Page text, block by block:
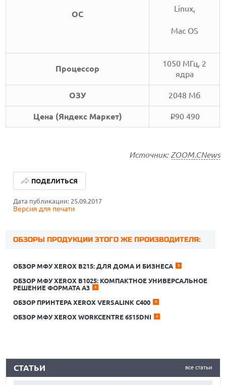
ОС
Linux,
Mac OS
Процессор
1050 МГц, 2
ядра
ОЗУ 2048 Мб
Цена (Яндекс Маркет) i90 490
Источник: ZOOM.CNews
Дата публикации: 25.09.2017
Версия для печати
ПОДЕЛИТЬСЯ
ОБЗОРЫ ПРОДУКЦИИ ЭТОГО ЖЕ ПРОИЗВОДИТЕЛЯ:
ОБЗОР МФУ XEROX B215: ДЛЯ ДОМА И БИЗНЕСА
ОБЗОР МФУ XEROX В1025: КОМПАКТНОЕ УНИВЕРСАЛЬНОЕ
РЕШЕНИЕ ФОРМАТА А3
ОБЗОР ПРИНТЕРА XEROX VERSALINK C400
ОБЗОР МФУ XEROX WORKCENTRE 6515DNI
все статьи
СТАТЬИ
КАК БЕЗОПАСНО КУПИТЬ Б/У СМАРТФОН